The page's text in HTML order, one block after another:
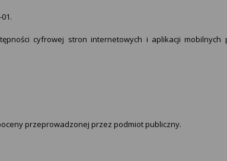
.
cyfrowej stron internetowych i aplikacji mobilnych
przeprowadzonej przez podmiot publiczny.